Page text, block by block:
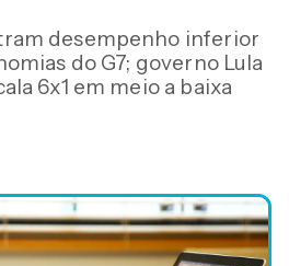
desempenho inferior
do G7; governo Lula
6x1 em meio a baixa